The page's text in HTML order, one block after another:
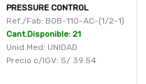
PRESSURE CONTROL
Ref./Fab: BOB-110-AC-(1/2-1)
Cant.Disponible: 21
Unid.Med: UNIDAD
Precio c/IGV: S/ 39.54